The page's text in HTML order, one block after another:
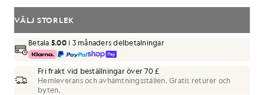
VÄLJ STORLEK
Betala 5.00i 3 månaders delbetalningar
Fri frakt vid beställningar över 70 £
Hemleverans och avhämtningsställen. Gratis returer och
byten.